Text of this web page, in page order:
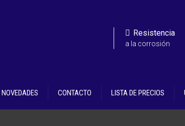
Resistencia
a la corrosión
NOVEDADES CONTACTO LISTA DE PRECIOS